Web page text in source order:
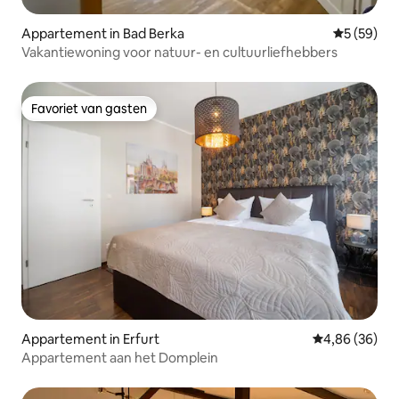
Appartement in Bad Berka
5 (59)
Vakantiewoning voor natuur- en cultuurliefhebbers
Favoriet van gasten
Favoriet van gasten
Appartement in Erfurt Gemiddelde
4,86 (36)
Appartement aan het Domplein